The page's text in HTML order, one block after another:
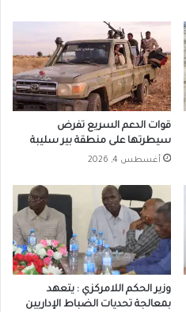
قوات الدعم السريع تفرض
سيطرتها على منطقة بير سليبة
أغسطس 4, 2026
وزير الحكم اللامركزي : يتعهد
بمعالجة تحديات الضباط الإداريين